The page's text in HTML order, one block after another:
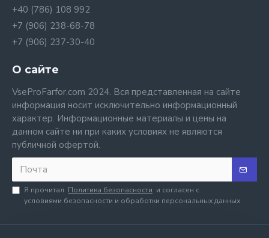
+40 (786) 108 992
+7 (906) 238-68-78
+7 (906) 237-30-40
О сайте
VseProFarfor.com 2024. Вся представленная на сайте
информация носит исключительно информационный
характер. Информационные материалы и цены на
данном сайте ни при каких условиях не являются
публичной офертой.
Я прочитал Политика безопасности и согласен с
условиями безопасности и обработки персональных данных